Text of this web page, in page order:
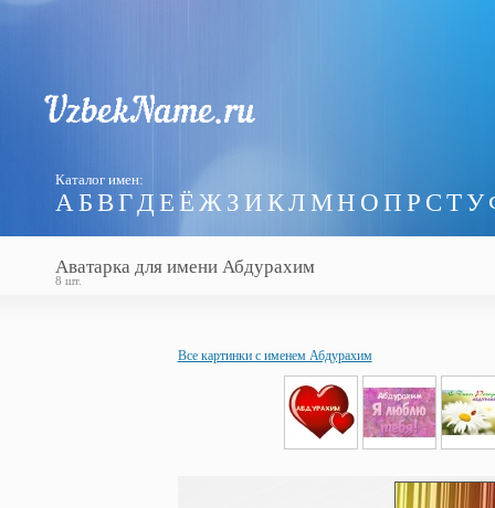
Каталог имен:
АБ ВГД Е Ё Ж З И КЛ МН О П Р С ТУ
Аватарка для имени Абдурахим
8 шт.
Все картинки с именем Абдурахим